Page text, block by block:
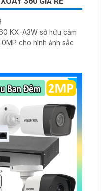
KX-A3W sở hữu cảm
cho hình ảnh sắc